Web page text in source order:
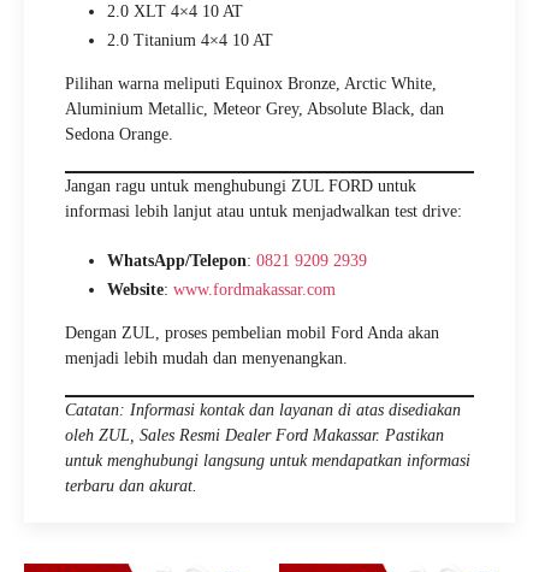
2.0 XLT 4×4 10 AT
2.0 Titanium 4×4 10 AT
Pilihan warna meliputi Equinox Bronze, Arctic White,
Aluminium Metallic, Meteor Grey, Absolute Black, dan
Sedona Orange.
Jangan ragu untuk menghubungi ZUL FORD untuk
informasi lebih lanjut atau untuk menjadwalkan test drive:
WhatsApp/Telepon: 0821 9209 2939
Website: www.fordmakassar.com
Dengan ZUL, proses pembelian mobil Ford Anda akan
menjadi lebih mudah dan menyenangkan.
Catatan: Informasi kontak dan layanan di atas disediakan
oleh ZUL, Sales Resmi Dealer Ford Makassar. Pastikan
untuk menghubungi langsung untuk mendapatkan informasi
terbaru dan akurat.